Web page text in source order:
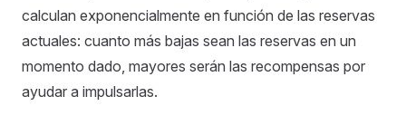
calculan exponencialmente en función de las reservas
actuales: cuanto más bajas sean las reservas en un
momento dado, mayores serán las recompensas por
ayudar a impulsarlas.